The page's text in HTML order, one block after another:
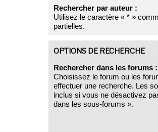
Rechercher par auteur :
Utilisez le caractère « * »
partielles.
OPTIONS DE RECHERCHE
Rechercher dans les forums :
Choisissez le forum ou les
effectuer une recherche. Les
inclus si vous ne désactivez
dans les sous-forums ».